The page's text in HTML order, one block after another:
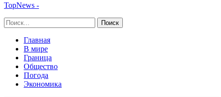
TopNews -
Главная
В мире
Граница
Общество
Погода
Экономика